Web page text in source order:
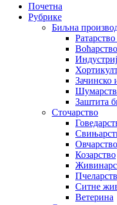
Почетна
Рубрике
Биљна
Зачинско
Заштита
Сточарство
Овчарство
Козарство
Ситне
Ветерина